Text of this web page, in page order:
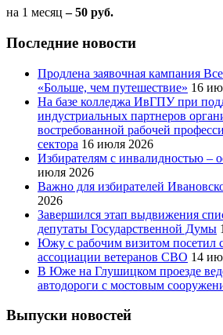
на 1 месяц – 50 руб.
Последние новости
Продлена заявочная кампания
«Больше, чем путешествие» 16
На базе колледжа ИвГПУ при
индустриальных партнеров
востребованной рабочей
сектора 16 июля 2026
Избирателям с инвалидностью –
июля 2026
Важно для избирателей
2026
Завершился этап выдвижения
депутаты Государственной Думы
Южу с рабочим визитом посетил
ассоциации ветеранов СВО 14
В Юже на Глушицком проезде
автодороги с мостовым
Выпуски новостей